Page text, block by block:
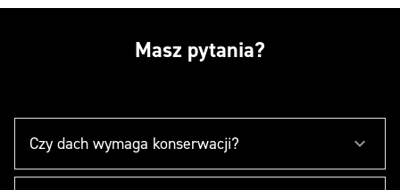
Masz pytania?
Czy dach wymaga konserwacji?